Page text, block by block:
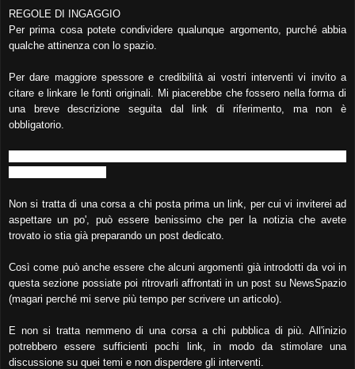
REGOLE DI INGAGGIO
Per prima cosa potete condividere qualunque argomento, purché abbia
qualche attinenza con lo spazio.
Per dare maggiore spessore e credibilità ai vostri interventi vi invito a
citare e linkare le fonti originali. Mi piacerebbe che fossero nella forma di
una breve descrizione seguita dal link di riferimento, ma non è
obbligatorio.
Non si tratta di una corsa a chi posta prima un link, per cui vi inviterei ad
aspettare un po', può essere benissimo che per la notizia che avete
trovato io stia già preparando un post dedicato.
Così come può anche essere che alcuni argomenti già introdotti da voi in
questa sezione possiate poi ritrovarli affrontati in un post su NewsSpazio
(magari perché mi serve più tempo per scrivere un articolo).
E non si tratta nemmeno di una corsa a chi pubblica di più. All'inizio
potrebbero essere sufficienti pochi link, in modo da stimolare una
discussione su quei temi e non disperdere gli interventi.